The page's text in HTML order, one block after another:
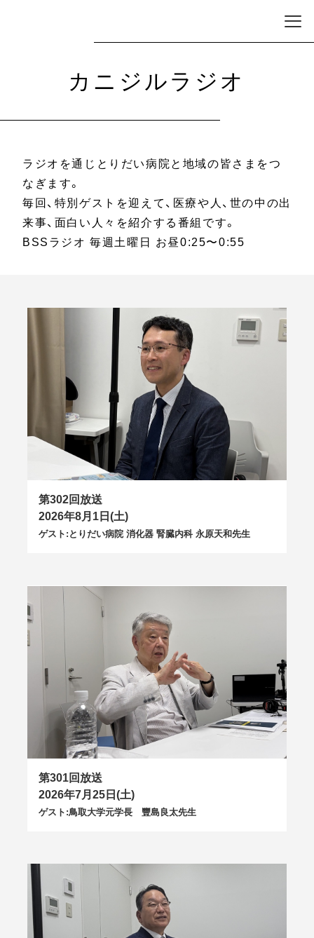
カニジルラジオ
ラジオを通じとりだい病院と地域の皆さまをつ
なぎます。
毎回、特別ゲストを迎えて、医療や人、世の中の出
来事、面白い人々を紹介する番組です。
BSSラジオ 毎週土曜日 お昼0:25〜0:55
第302回放送
2026年8月1日(土)
ゲスト:とりだい病院 消化器 腎臓内科 永原天和先生
第301回放送
2026年7月25日(土)
ゲスト:鳥取大学元学長 豐島良太先生